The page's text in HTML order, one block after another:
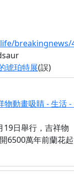
breakingnews/
琥珀特展(誤)
動畫吸睛 - 生活 -
19日舉行，吉祥物
6500萬年前蘭花